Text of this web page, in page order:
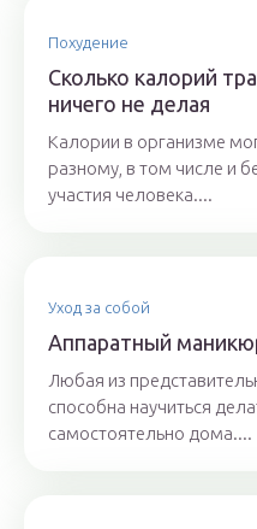
Похудение
Сколько калорий
ничего не делая
Калории в организме
разному, в том числе и
участия человека....
Уход за собой
Аппаратный
Любая из
способна научиться
самостоятельно дома....